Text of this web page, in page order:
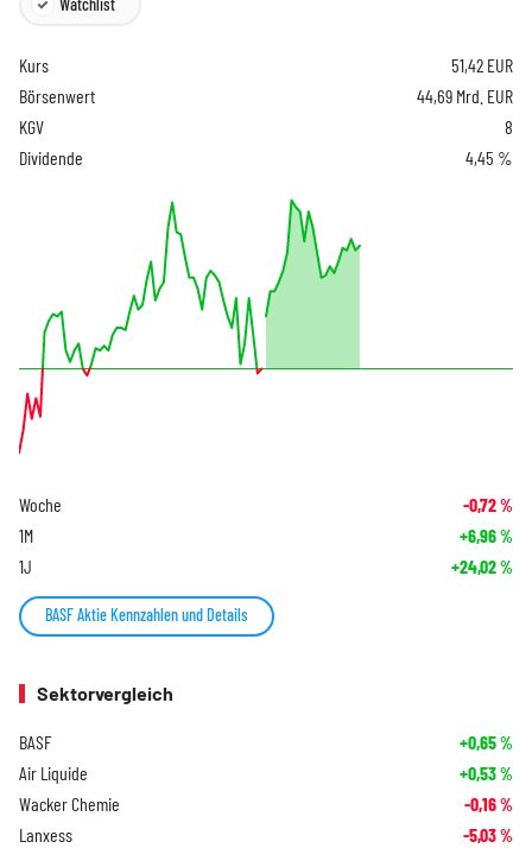
Watchlist
Kurs 51,42 EUR
Börsenwert
44,69 Mrd. EUR
KGV
8
Dividende
4,45 %
Woche -0,72%
1M +6,96%
1J +24,02%
BASF Aktie Kennzahlen und Details
Sektorvergleich
BASF +0,65%
Air Liquide +0,53%
Wacker Chemie -0,16%
Lanxess -5,03%